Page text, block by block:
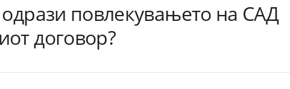
одрази повлекувањето на САД
договор?